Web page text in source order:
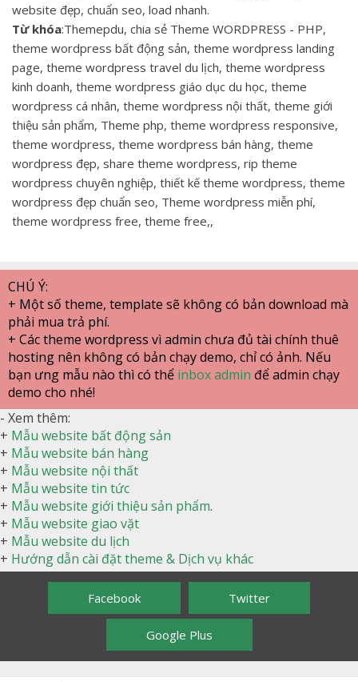
website đẹp, chuẩn seo, load nhanh.
Từ khóa:Themepdu, chia sẻ Theme WORDPRESS - PHP,
theme wordpress bất động sản, theme wordpress landing
page, theme wordpress travel du lịch, theme wordpress
kinh doanh, theme wordpress giáo dục du học, theme
wordpress cá nhân, theme wordpress nội thất, theme giới
thiệu sản phẩm, Theme php, theme wordpress responsive,
theme wordpress, theme wordpress bán hàng, theme
wordpress đẹp, share theme wordpress, rip theme
wordpress chuyên nghiệp, thiết kế theme wordpress, theme
wordpress đẹp chuẩn seo, Theme wordpress miễn phí,
theme wordpress free, theme free,,
CHÚ Ý:
+ Một số theme, template sẽ không có bản download mà
phải mua trả phí.
+ Các theme wordpress vì admin chưa đủ tài chính thuê
hosting nên không có bản chạy demo, chỉ có ảnh. Nếu
bạn ưng mẫu nào thì có thể inbox admin để admin chạy
demo cho nhé!
- Xem thêm:
+ Mẫu website bất động sản
+ Mẫu website bán hàng
+ Mẫu website nội thất
+ Mẫu website tin tức
+ Mẫu website giới thiệu sản phẩm.
+ Mẫu website giao vặt
+ Mẫu website du lịch
+ Hướng dẫn cài đặt theme & Dịch vụ khác
Facebook Twitter
Google Plus